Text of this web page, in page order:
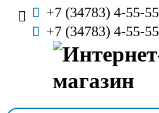
+7 (34783) 4-55-55
+7 (34783) 4-55-55